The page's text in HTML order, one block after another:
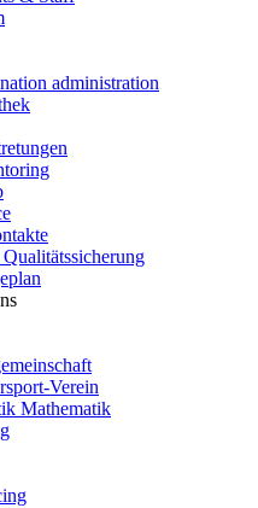
administration
Verein
Mathematik